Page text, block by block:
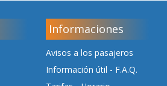
Informaciones
Avisos a los pasajeros
Información útil - F.A.Q.